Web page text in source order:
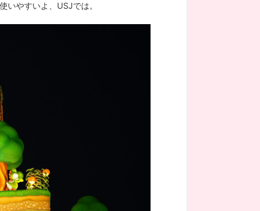
やすいよ、USJでは。